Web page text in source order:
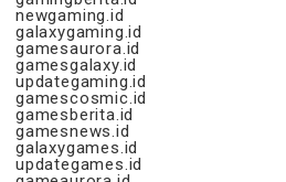
newgaming.id
galaxygaming.id
gamesaurora.id
gamesgalaxy.id
updategaming.id
gamescosmic.id
gamesberita.id
gamesnews.id
galaxygames.id
updategames.id